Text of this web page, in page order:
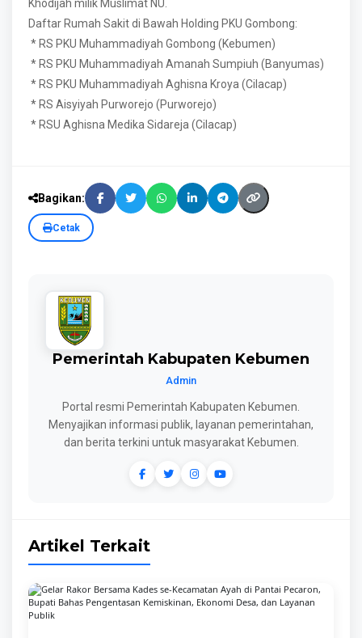
Khodijah milik Muslimat NU.
Daftar Rumah Sakit di Bawah Holding PKU Gombong:
* RS PKU Muhammadiyah Gombong (Kebumen)
* RS PKU Muhammadiyah Amanah Sumpiuh (Banyumas)
* RS PKU Muhammadiyah Aghisna Kroya (Cilacap)
* RS Aisyiyah Purworejo (Purworejo)
* RSU Aghisna Medika Sidareja (Cilacap)
Bagikan:
Cetak
Pemerintah Kabupaten Kebumen
Admin
Portal resmi Pemerintah Kabupaten Kebumen.
Menyajikan informasi publik, layanan pemerintahan,
dan berita terkini untuk masyarakat Kebumen.
Artikel Terkait